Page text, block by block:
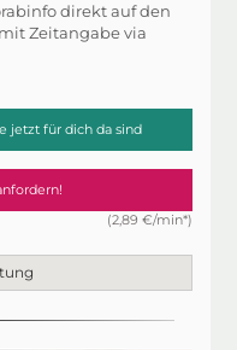
direkt auf den
Zeitangabe via
jetzt für dich da sind
(2,89 €/min*)